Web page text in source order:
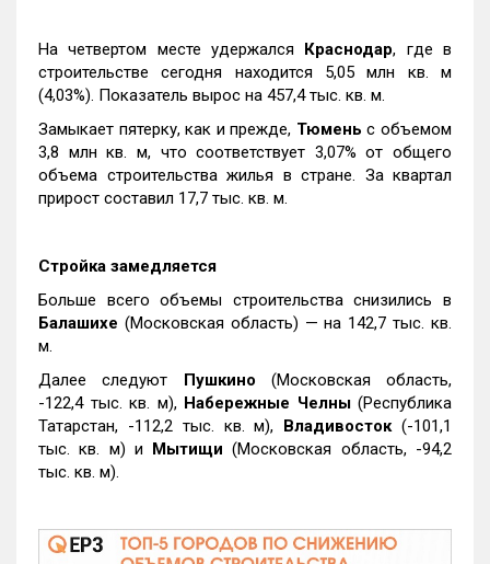
На четвертом месте удержался Краснодар, где в
строительстве сегодня находится 5,05 млн кв. м
(4,03%). Показатель вырос на 457,4 тыс. кв. м.
Замыкает пятерку, как и прежде, Тюмень с объемом
3,8 млн кв. м, что соответствует 3,07% от общего
объема строительства жилья в стране. За квартал
прирост составил 17,7 тыс. кв. м.
Стройка замедляется
Больше всего объемы строительства снизились в
Балашихе (Московская область) — на 142,7 тыс. кв.
м.
Далее следуют Пушкино (Московская область,
-122,4 тыс. кв. м), Набережные Челны(Республика
Татарстан, -112,2 тыс. кв. м), Владивосток(-101,1
тыс. кв. м) и Мытищи (Московская область, -94,2
тыс. кв. м).